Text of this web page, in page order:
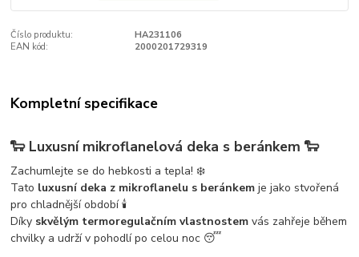
Číslo produktu:
HA231106
EAN kód:
2000201729319
Kompletní specifikace
🐑 Luxusní mikroflanelová deka s beránkem 🐑
Zachumlejte se do hebkosti a tepla! ❄️
Tato luxusní deka z mikroflanelu s beránkem je jako stvořená
pro chladnější období 🕯️
Díky skvělým termoregulačním vlastnostem vás zahřeje během
chvilky a udrží v pohodlí po celou noc 😴